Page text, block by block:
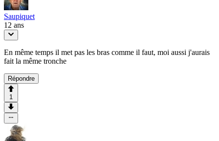
Saupiquet
12 ans
En même temps il met pas les bras comme il faut, moi aussi j'aurais
fait la même tronche
Répondre
1